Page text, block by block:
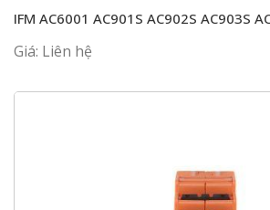
IFM AC6001 AC901S AC902S AC903S
Giá: Liên hệ